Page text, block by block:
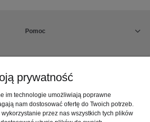
Pomoc
Reklamacje i zwroty
prywatność
im technologie umożliwiają poprawne
nam dostosować ofertę do Twoich potrzeb.
przez nas wszystkich tych plików